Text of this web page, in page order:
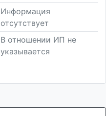
Информация
отсутствует
В отношении ИП не
указывается